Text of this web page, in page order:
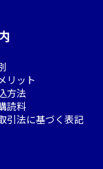
リット
方法
読料
引法に基づく表記